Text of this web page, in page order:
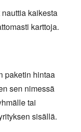
kaikesta
karttoja.
paketin hintaa
sen nimessä
tai
sisällä.